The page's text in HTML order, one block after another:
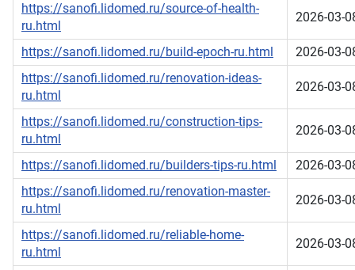
https://sanofi.lidomed.ru/source-of-health-
ru.html
2026-03-
https://sanofi.lidomed.ru/build-epoch-ru.html
2026-03-
https://sanofi.lidomed.ru/renovation-ideas-
ru.html
2026-03-
https://sanofi.lidomed.ru/construction-tips-
ru.html
2026-03-
https://sanofi.lidomed.ru/builders-tips-ru.html
2026-03-
https://sanofi.lidomed.ru/renovation-master-
ru.html
2026-03-
https://sanofi.lidomed.ru/reliable-home-
ru.html
2026-03-